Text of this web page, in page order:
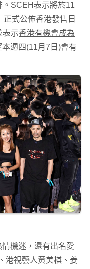
SCEH表示將於11
式公佈香港發售日
表示香港有機會成為
本週四(11月7日)會有
機迷，還有出名愛
港視藝人黃美棋、姜